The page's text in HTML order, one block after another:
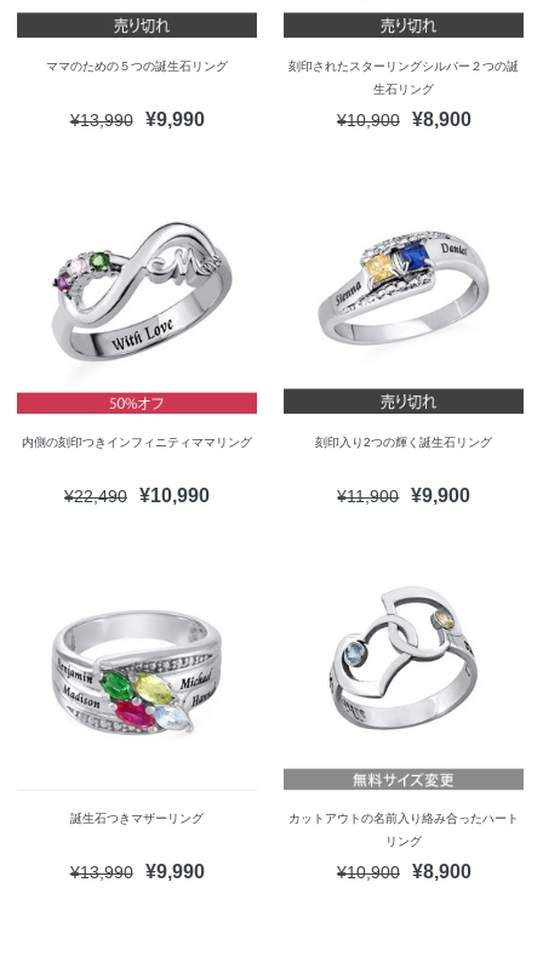
ママのための５つの誕生石リング
¥13,990 ¥9,990
刻印されたスターリングシルバー２つの誕
生石リング
¥10,900 ¥8,900
内側の刻印つきインフィニティママリング
¥22,490 ¥10,990
刻印入り2つの輝く誕生石リング
¥11,900 ¥9,900
誕生石つきマザーリング
¥13,990 ¥9,990
カットアウトの名前入り絡み合ったハート
リング
¥10,900 ¥8,900